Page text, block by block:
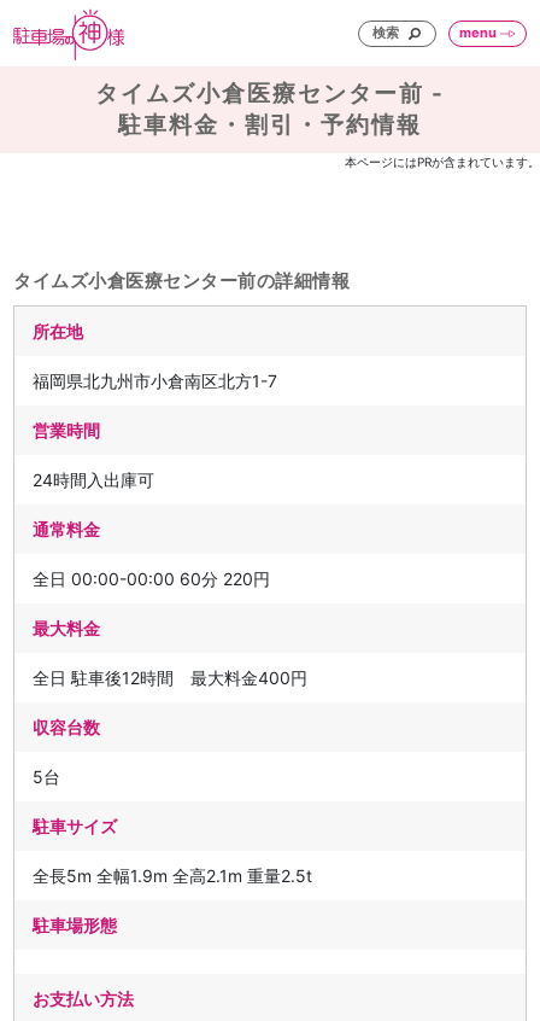
検索 menu
タイムズ小倉医療センター前 -
駐車料金・割引・予約情報
本ページにはPRが含まれています。
タイムズ小倉医療センター前の詳細情報
所在地
福岡県北九州市小倉南区北方1-7
営業時間
24時間入出庫可
通常料金
全日 00:00-00:00 60分 220円
最大料金
全日 駐車後12時間 最大料金400円
収容台数
5台
駐車サイズ
全長5m 全幅1.9m 全高2.1m 重量2.5t
駐車場形態
お支払い方法